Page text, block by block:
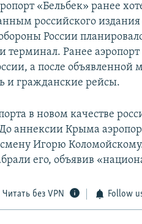
«Бельбек» ранее
российского
России
терминал. Ранее
а после объявленной
и гражданские рейсы.
в новом качестве
До аннексии Крыма
Игорю
его, объявив
Читать без VPN Follow